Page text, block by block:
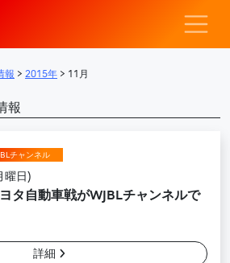
ョン
レッドウェー
報 > 2015年 > 11月
報
チャンネル
曜日)
タ自動車戦がWJBLチャンネルで
詳細